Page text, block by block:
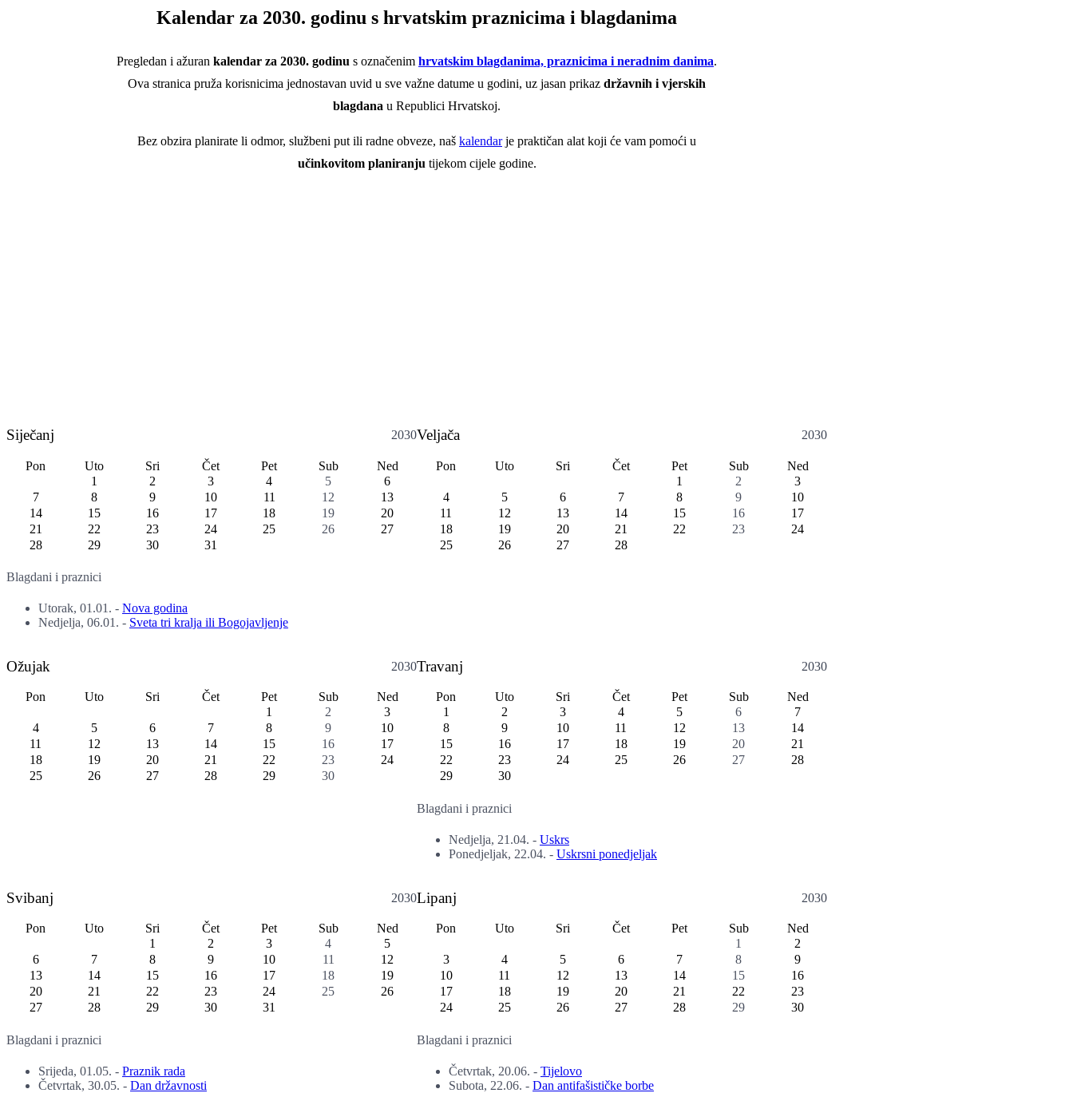
Kalendar za 2030. godinu s hrvatskim praznicima i blagdanima
Pregledan i ažuran kalendar za 2030. godinu s označenim hrvatskim blagdanima, praznicima i neradnim danima.
Ova stranica pruža korisnicima jednostavan uvid u sve važne datume u godini, uz jasan prikaz državnih i vjerskih
blagdana u Republici Hrvatskoj.
Bez obzira planirate li odmor, službeni put ili radne obveze, naš kalendarje praktičan alat koji će vam pomoći u
učinkovitom planiranju tijekom cijele godine.
Siječanj 2030
Pon Uto Sri Čet Pet Sub
Ned
1
2 3 4 5
6
7
8 9 10 11 12
13
14
15 16 17 18 19
20
21
22 23 24 25 26
27
28
29 30 31
Blagdani i praznici
Utorak, 01.01. - Nova godina
Nedjelja, 06.01. - Sveta tri kralja ili Bogojavljenje
Veljača 2030
Pon Uto Sri Čet Pet Sub
Ned
1
2
3
4
5 6 7 8 9
10
11
12 13 14 15 16
17
18
19 20 21 22 23
24
25
26 27 28
Ožujak 2030
Pon Uto Sri Čet Pet Sub
Ned
1
2
3
4
5 6 7 8 9
10
11
12 13 14 15 16
17
18
19 20 21 22 23
24
25
26 27 28 29 30
Travanj 2030
Pon Uto Sri Čet Pet Sub
Ned
1
2 3 4 5 6
7
8
9 10 11 12 13
14
15
16 17 18 19 20
21
22
23 24 25 26 27
28
29
30
Blagdani i praznici
Nedjelja, 21.04. - Uskrs
Ponedjeljak, 22.04. - Uskrsni ponedjeljak
Svibanj 2030
Pon Uto Sri Čet Pet Sub
Ned
1
2 3 4
5
6
7 8 9 10 11
12
13
14 15 16 17 18
19
20
21 22 23 24 25
26
27
28 29 30 31
Blagdani i praznici
Srijeda, 01.05. - Praznik rada
Četvrtak, 30.05. - Dan državnosti
Lipanj 2030
Pon Uto Sri Čet Pet Sub
Ned
1
2
3
4 5 6 7 8
9
10
11 12 13 14 15
16
17
18 19 20 21 22
23
24
25 26 27 28 29 30
Blagdani i praznici
Četvrtak, 20.06. - Tijelovo
Subota, 22.06. - Dan antifašističke borbe